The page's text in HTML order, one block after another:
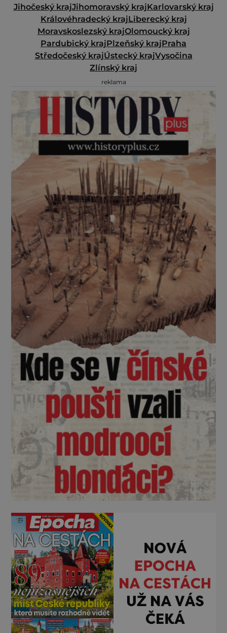
Jihočeský krajJihomoravský krajKarlovarský kraj
Královéhradecký krajLiberecký kraj
Moravskoslezský krajOlomoucký kraj
Pardubický krajPlzeňský krajPraha
Středočeský krajÚstecký krajVysočina
Zlínský kraj
reklama